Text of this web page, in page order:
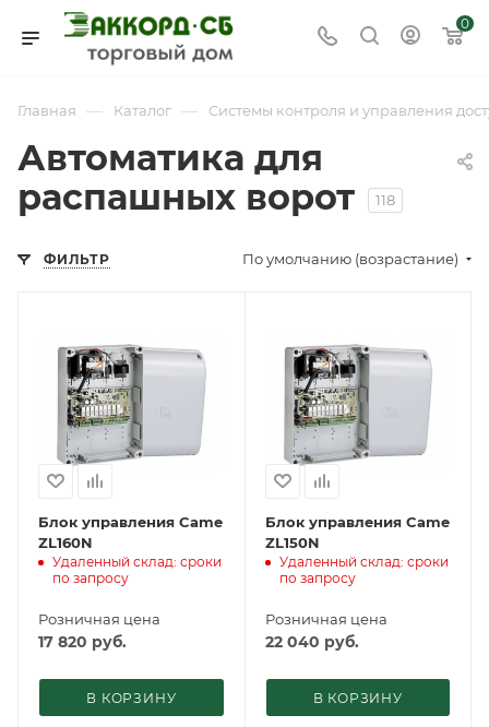
0
Главная — Каталог — Системы контроля и управления
Автоматика для
распашных ворот
118
ФИЛЬТР По умолчанию (возрастание)
Блок управления Came
ZL160N
Удаленный склад: сроки
по запросу
Розничная цена
17 820 руб.
В КОРЗИНУ
Блок управления Came
ZL150N
Удаленный склад: сроки
по запросу
Розничная цена
22 040 руб.
В КОРЗИНУ